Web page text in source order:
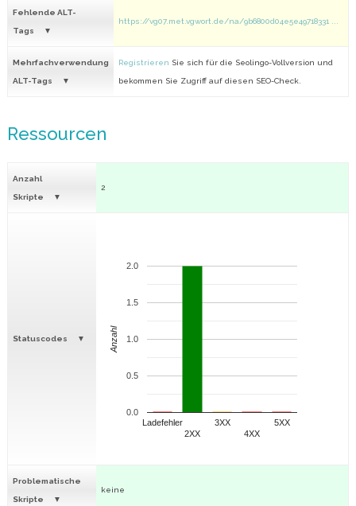
Fehlende ALT-
Tags
https://vg07.met.vgwort.de/na/9b6800d04e5e49718331 ...
Mehrfachverwendung
ALT-Tags
Registrieren Sie sich für die Seolingo-Vollversion und
bekommen Sie Zugriff auf diesen SEO-Check.
Ressourcen
Anzahl
Skripte
2
Statuscodes
Ladefehler
2XX
3XX
4XX
5XX
0.0
0.5
1.0
1.5
2.0
Anzahl
Problematische
Skripte
keine